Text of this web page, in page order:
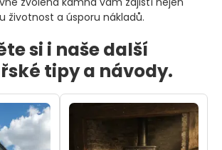
životnost a úsporu nákladů.
si i naše další
tipy a návody.